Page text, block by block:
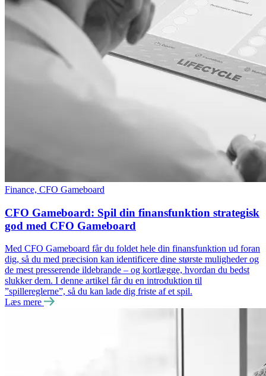
Finance, CFO Gameboard
CFO Gameboard: Spil din finansfunktion strategisk
god med CFO Gameboard
Med CFO Gameboard får du foldet hele din finansfunktion ud foran
dig, så du med præcision kan identificere dine største muligheder og
de mest presserende ildebrande – og kortlægge, hvordan du bedst
slukker dem. I denne artikel får du en introduktion til
”spillereglerne”, så du kan lade dig friste af et spil.
Læs mere